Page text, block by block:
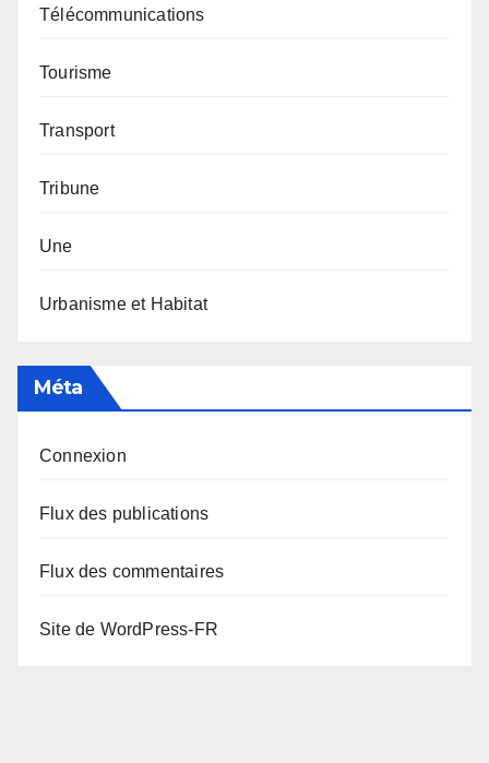
Télécommunications
Tourisme
Transport
Tribune
Une
Urbanisme et Habitat
Méta
Connexion
Flux des publications
Flux des commentaires
Site de WordPress-FR